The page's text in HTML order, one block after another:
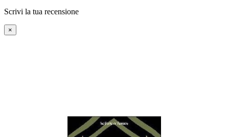
Scrivi la tua recensione
×